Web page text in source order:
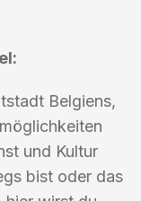
Belgiens,
und Kultur
bist oder das